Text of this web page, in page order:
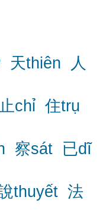
天thiên
人
chỉ 住trụ
察sát 已dĩ
thuyết 法